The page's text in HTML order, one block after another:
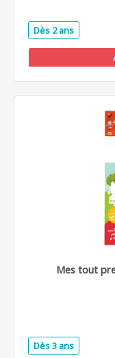
Dès 2 ans
Mes tout
Dès 3 ans